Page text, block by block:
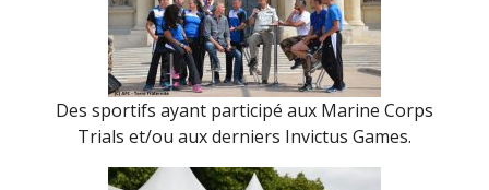
Des sportifs ayant participé aux Marine Corps
Trials et/ou aux derniers Invictus Games.